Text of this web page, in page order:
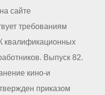
сайте
требованиям
Выпуск 82.
кино-и
приказом